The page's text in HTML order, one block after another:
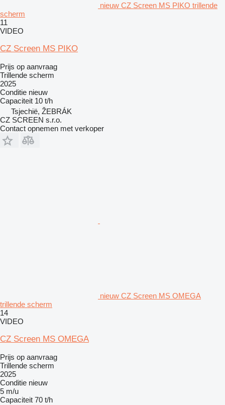
nieuw CZ Screen MS PIKO trillende
scherm
11
VIDEO
CZ Screen MS PIKO
Prijs op aanvraag
Trillende scherm
2025
Conditie nieuw
Capaciteit 10 t/h
Tsjechië, ŽEBRÁK
CZ SCREEN s.r.o.
Contact opnemen met verkoper
nieuw CZ Screen MS OMEGA
trillende scherm
14
VIDEO
CZ Screen MS OMEGA
Prijs op aanvraag
Trillende scherm
2025
Conditie nieuw
5 m/u
Capaciteit 70 t/h